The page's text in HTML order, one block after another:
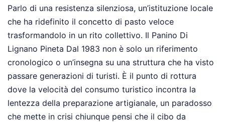
Parlo di una resistenza silenziosa, un’istituzione locale
che ha ridefinito il concetto di pasto veloce
trasformandolo in un rito collettivo. Il Panino Di
Lignano Pineta Dal 1983 non è solo un riferimento
cronologico o un’insegna su una struttura che ha visto
passare generazioni di turisti. È il punto di rottura
dove la velocità del consumo turistico incontra la
lentezza della preparazione artigianale, un paradosso
che mette in crisi chiunque pensi che il cibo da